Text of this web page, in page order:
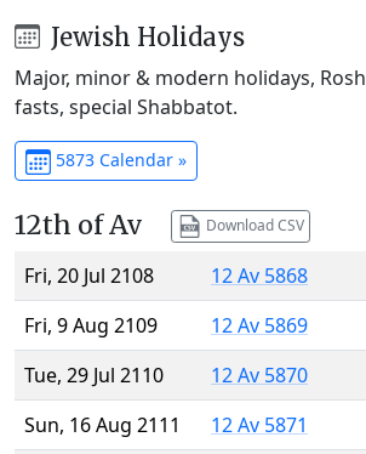
Jewish Holidays
Major, minor & modern holidays,
fasts, special Shabbatot.
5873 Calendar »
12th of Av Download CSV
Fri, 20 Jul 2108
12 Av 5868
Fri, 9 Aug 2109
12 Av 5869
Tue, 29 Jul 2110
12 Av 5870
Sun, 16 Aug 2111
12 Av 5871